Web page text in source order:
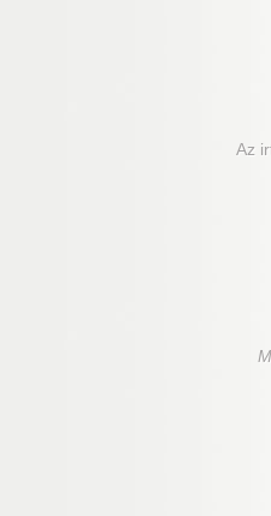
Az